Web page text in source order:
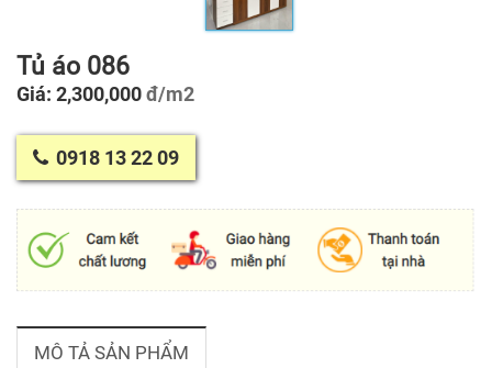
Tủ áo 086
Giá: 2,300,000đ/m2
0918 13 22 09
MÔ TẢ SẢN PHẨM